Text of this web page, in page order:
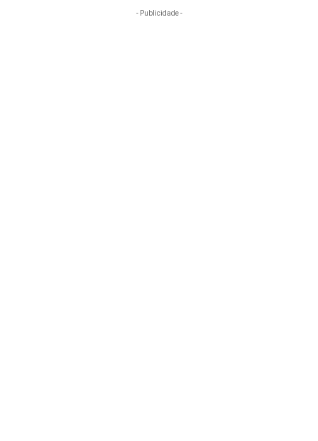
- Publicidade -